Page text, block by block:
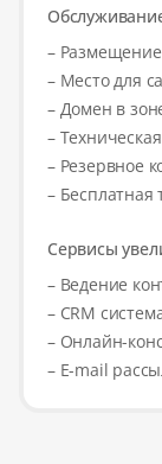
–
– Место для
– Домен в
–
– Резервное
–
Сервисы
– Ведение
– CRM
– Онлайн-
– E-mail